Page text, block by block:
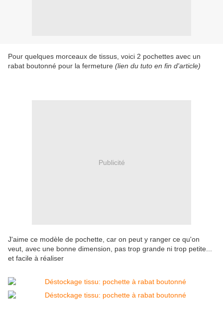
Pour quelques morceaux de tissus, voici 2 pochettes avec un
rabat boutonné pour la fermeture (lien du tuto en fin d'article)
Publicité
J'aime ce modèle de pochette, car on peut y ranger ce qu'on
veut, avec une bonne dimension, pas trop grande ni trop petite...
et facile à réaliser